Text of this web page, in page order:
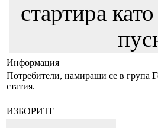
стартира
Информация
Потребители, намиращи се в група
статия.
ИЗБОРИТЕ